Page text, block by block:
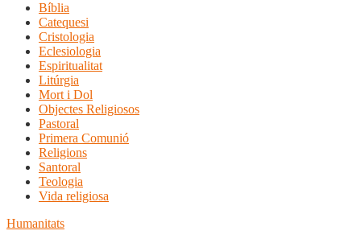
Bíblia
Catequesi
Cristologia
Eclesiologia
Espiritualitat
Litúrgia
Mort i Dol
Objectes Religiosos
Pastoral
Primera Comunió
Religions
Santoral
Teologia
Vida religiosa
Humanitats